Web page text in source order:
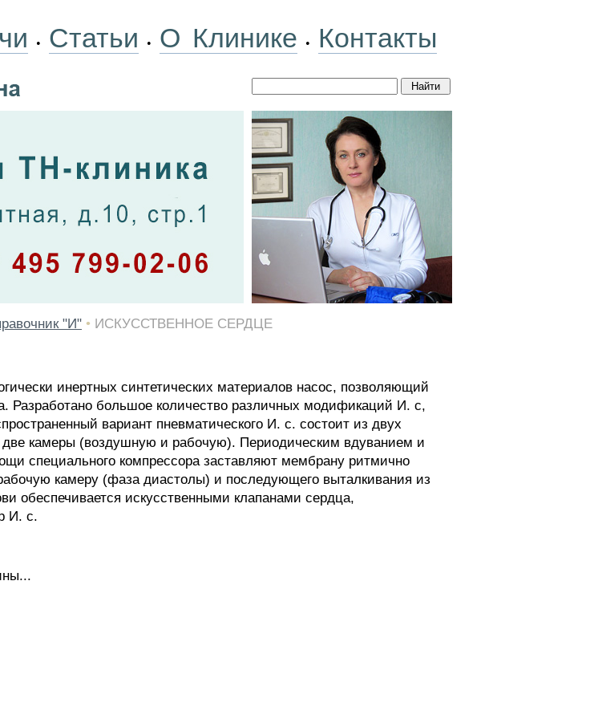
• Статьи • О Клинике • Контакты
"И" • ИСКУССТВЕННОЕ СЕРДЦЕ
инертных синтетических материалов насос, позволяющий
Разработано большое количество различных модификаций И. с,
вариант пневматического И. с. состоит из двух
камеры (воздушную и рабочую). Периодическим вдуванием и
специального компрессора заставляют мембрану ритмично
камеру (фаза диастолы) и последующего выталкивания из
обеспечивается искусственными клапанами сердца,
И. с.